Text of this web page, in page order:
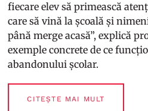
fiecare elev să primească
care să vină la școală și
până merge acasă”, explică
exemple concrete de ce
abandonului școlar.
CITEȘTE MAI MULT